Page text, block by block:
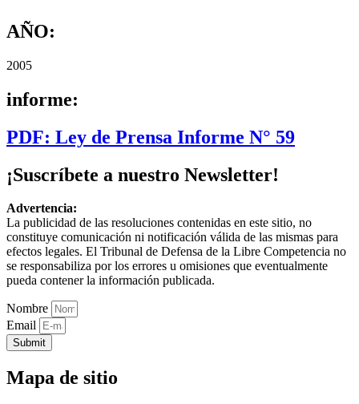
AÑO:
2005
informe:
PDF: Ley de Prensa Informe N° 59
¡Suscríbete a nuestro Newsletter!
Advertencia:
La publicidad de las resoluciones contenidas en este sitio, no
constituye comunicación ni notificación válida de las mismas para
efectos legales. El Tribunal de Defensa de la Libre Competencia no
se responsabiliza por los errores u omisiones que eventualmente
pueda contener la información publicada.
Nombre
Email
Submit
Mapa de sitio